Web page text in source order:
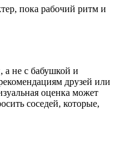
пока рабочий ритм и
а не с бабушкой и
друзей или
оценка может
соседей, которые,